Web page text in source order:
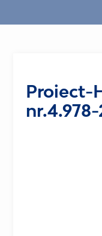
Proiect-